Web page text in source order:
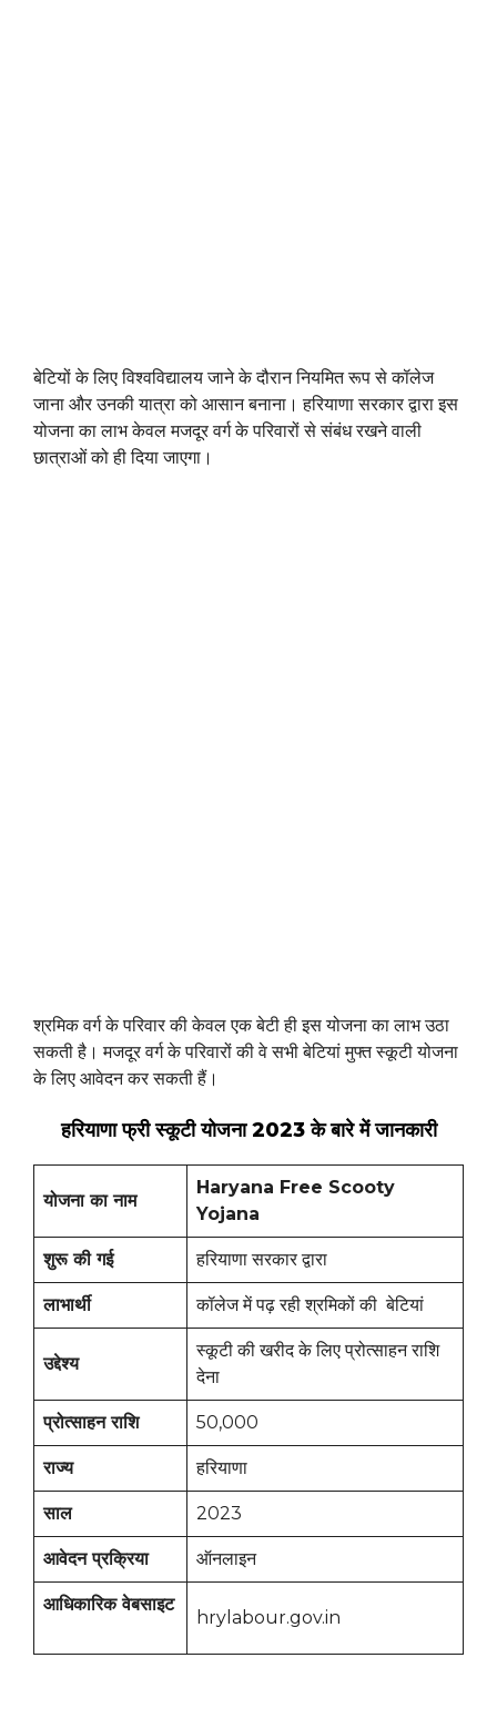
बेटियों के लिए विश्वविद्यालय जाने के दौरान नियमित रूप से कॉलेज
जाना और उनकी यात्रा को आसान बनाना। हरियाणा सरकार द्वारा इस
योजना का लाभ केवल मजदूर वर्ग के परिवारों से संबंध रखने वाली
छात्राओं को ही दिया जाएगा।
श्रमिक वर्ग के परिवार की केवल एक बेटी ही इस योजना का लाभ उठा
सकती है। मजदूर वर्ग के परिवारों की वे सभी बेटियां मुफ्त स्कूटी योजना
के लिए आवेदन कर सकती हैं।
हरियाणा फ्री स्कूटी योजना 2023 के बारे में जानकारी
योजना का नाम
Haryana Free Scooty
Yojana
शुरू की गई हरियाणा सरकार द्वारा
लाभार्थी कॉलेज में पढ़ रही श्रमिकों की बेटियां
उद्देश्य
स्कूटी की खरीद के लिए प्रोत्साहन राशि
देना
प्रोत्साहन राशि 50,000
राज्य हरियाणा
साल 2023
आवेदन प्रक्रिया ऑनलाइन
आधिकारिक वेबसाइट
hrylabour.gov.in